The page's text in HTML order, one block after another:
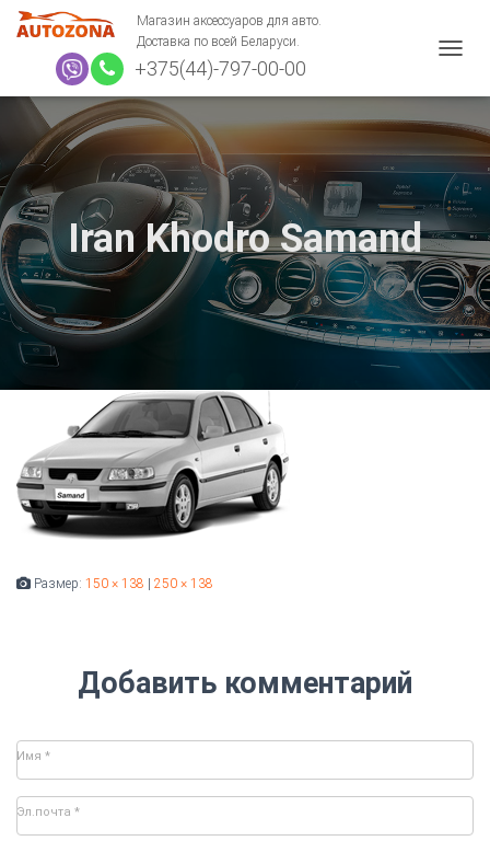
Магазин аксессуаров для авто.
Доставка по всей Беларуси.
+375(44)-797-00-00
Е
Л
Ю
Ч
И
Т
Ь
Н
А
В
И
Iran Khodro Samand
Размер: 150 × 138 250 × 138
Добавить комментарий
Имя *
Эл.почта *